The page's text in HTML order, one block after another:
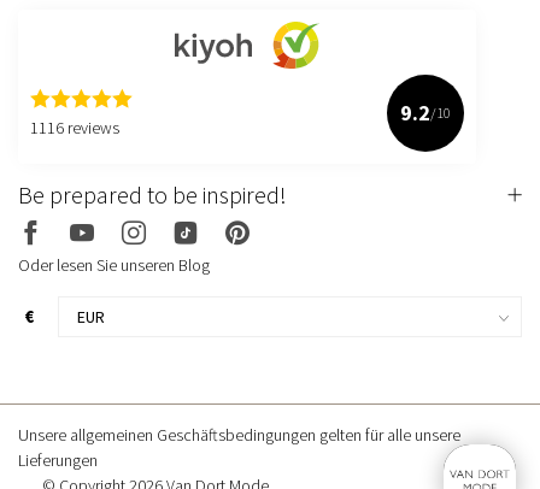
1116 reviews
9.2/10
Be prepared to be inspired!
Oder lesen Sie unseren Blog
€
Unsere allgemeinen Geschäftsbedingungen gelten für alle unsere
Lieferungen